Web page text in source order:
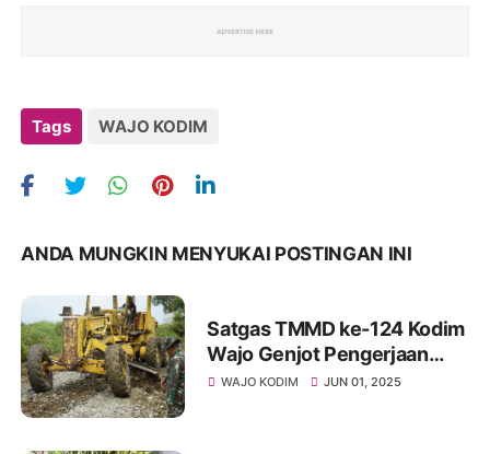
Tags WAJO KODIM
ANDA MUNGKIN MENYUKAI POSTINGAN INI
Satgas TMMD ke-124 Kodim
Wajo Genjot Pengerjaan
Jalan di Hari Libur
WAJO KODIM JUN 01, 2025